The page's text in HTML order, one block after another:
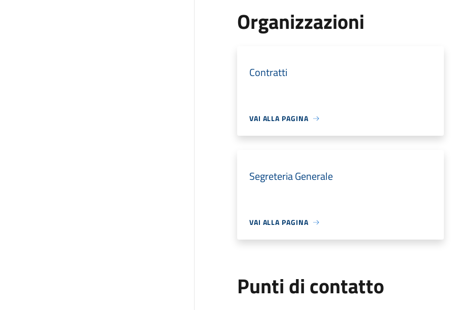
Organizzazioni
Contratti
VAI ALLA PAGINA
Segreteria Generale
VAI ALLA PAGINA
Punti di contatto